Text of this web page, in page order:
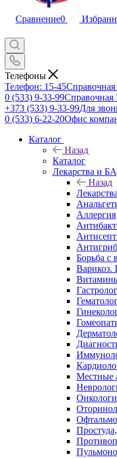
Сравнение0
Телефоны
Телефон: 15-45
0 (533) 9-33-99
+373 (533) 9-33-99Для
0 (533) 6-22-20Офис
Каталог
Назад
Каталог
Лекарства и
Назад
Аллергия
Борьба с
Варикоз.
Местные